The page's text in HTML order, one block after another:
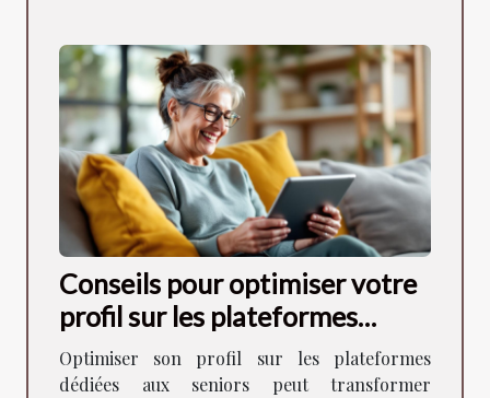
Conseils pour optimiser votre
profil sur les plateformes
dédiées aux seniors
Optimiser son profil sur les plateformes
dédiées aux seniors peut transformer